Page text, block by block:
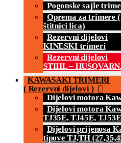
Pogonske sajle
Oprema za trimere
štitnici lica)
Rezervni dijelovi
KINESKI trimeri
Rezervni dijelovi
STIHL –
KAWASAKI TRIMERI
( Rezervni dijelovi )
Dijelovi motora
Dijelovi motora
TJ35E, TJ45E,
Dijelovi prijenosa
tipove TJ,TH